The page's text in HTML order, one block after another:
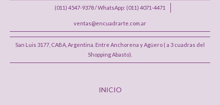
(011) 4547-9378 / WhatsApp: (011) 4071-4471
ventas@encuadrarte.com.ar
San Luis 3177, CABA, Argentina. Entre Anchorena y Agüero ( a 3 cuadras del
Shopping Abasto).
INICIO